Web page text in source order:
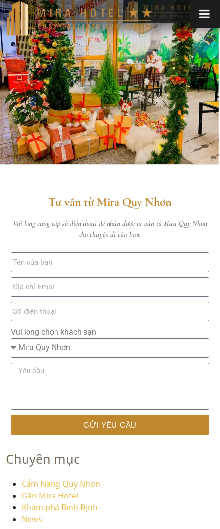
Tư vấn từ Mira Quy Nhơn
Vui lòng cung cấp số điện thoại để nhận được tư vấn từ Mira Quy Nhơn
cho chuyến đi của bạn.
Vui lòng chọn khách sạn
GỬI YÊU CẦU
Chuyên mục
Cẩm Nang Quy Nhơn
Gần Mira Hotel
Khám phá Bình Định
News